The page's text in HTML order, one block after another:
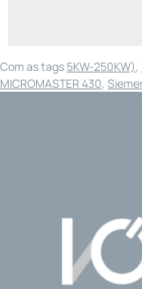
Com as tags 5KW-250KW),
MICROMASTER 430,